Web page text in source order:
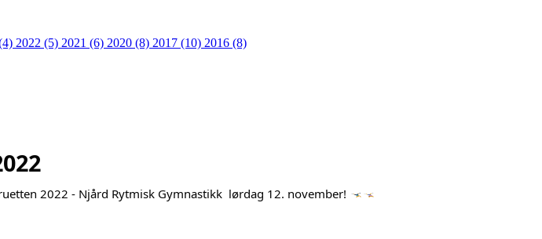
2022 (5) 2021 (6) 2020 (8) 2017 (10) 2016 (8)
2022 - Njård Rytmisk Gymnastikk lørdag 12. november!